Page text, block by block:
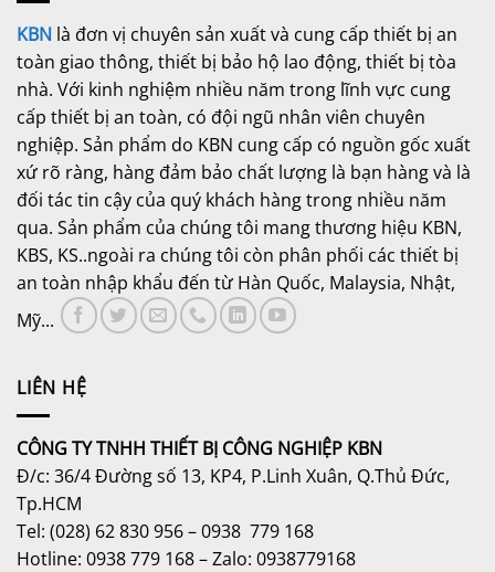
KBN là đơn vị chuyên sản xuất và cung cấp thiết bị an
toàn giao thông, thiết bị bảo hộ lao động, thiết bị tòa
nhà. Với kinh nghiệm nhiều năm trong lĩnh vực cung
cấp thiết bị an toàn, có đội ngũ nhân viên chuyên
nghiệp. Sản phẩm do KBN cung cấp có nguồn gốc xuất
xứ rõ ràng, hàng đảm bảo chất lượng là bạn hàng và là
đối tác tin cậy của quý khách hàng trong nhiều năm
qua. Sản phẩm của chúng tôi mang thương hiệu KBN,
KBS, KS..ngoài ra chúng tôi còn phân phối các thiết bị
an toàn nhập khẩu đến từ Hàn Quốc, Malaysia, Nhật,
Mỹ...
LIÊN HỆ
CÔNG TY TNHH THIẾT BỊ CÔNG NGHIỆP KBN
Đ/c: 36/4 Đường số 13, KP4, P.Linh Xuân, Q.Thủ Đức,
Tp.HCM
Tel: (028) 62 830 956 – 0938 779 168
Hotline: 0938 779 168 – Zalo: 0938779168